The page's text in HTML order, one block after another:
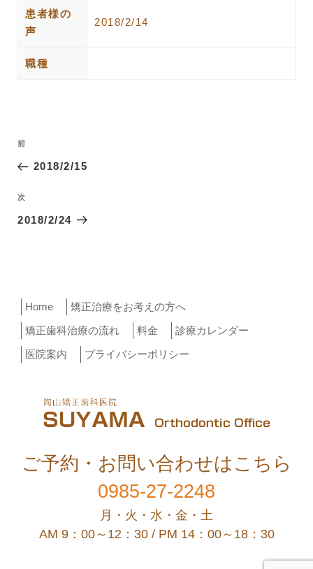
患者様の
声
2018/2/14
職種
投
ナ
ビ
ゲ
過
去
投
稿
前
2018/2/15
次
の
次
2018/2/24
Home
矯正治療をお考えの方へ
矯正歯科治療の流れ
料金
診療カレンダー
医院案内
プライバシーポリシー
ご予約・お問い合わせはこちら
0985-27-2248
月・火・水・金・土
AM 9：00～12：30 / PM 14：00～18：30